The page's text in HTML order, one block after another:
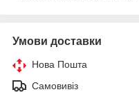
Умови доставки
Нова Пошта
Самовивіз